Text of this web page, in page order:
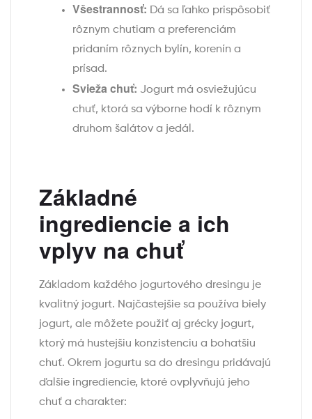
Všestrannosť: Dá sa ľahko prispôsobiť
rôznym chutiam a preferenciám
pridaním rôznych bylín, korenín a
prísad.
Svieža chuť: Jogurt má osviežujúcu
chuť, ktorá sa výborne hodí k rôznym
druhom šalátov a jedál.
Základné
ingrediencie a ich
vplyv na chuť
Základom každého jogurtového dresingu je
kvalitný jogurt. Najčastejšie sa používa biely
jogurt, ale môžete použiť aj grécky jogurt,
ktorý má hustejšiu konzistenciu a bohatšiu
chuť. Okrem jogurtu sa do dresingu pridávajú
ďalšie ingrediencie, ktoré ovplyvňujú jeho
chuť a charakter: